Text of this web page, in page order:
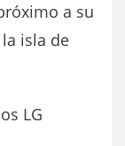
a su
isla de
LG